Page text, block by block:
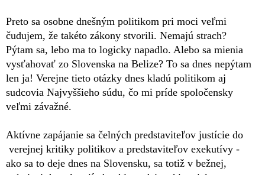
Preto sa osobne dnešným politikom pri moci veľmi
čudujem, že takéto zákony stvorili. Nemajú strach?
Pýtam sa, lebo ma to logicky napadlo. Alebo sa mienia
vysťahovať zo Slovenska na Belize? To sa dnes nepýtam
len ja! Verejne tieto otázky dnes kladú politikom aj
sudcovia Najvyššieho súdu, čo mi príde spoločensky
veľmi závažné.
Aktívne zapájanie sa čelných predstaviteľov justície do
verejnej kritiky politikov a predstaviteľov exekutívy -
ako sa to deje dnes na Slovensku, sa totiž v bežnej,